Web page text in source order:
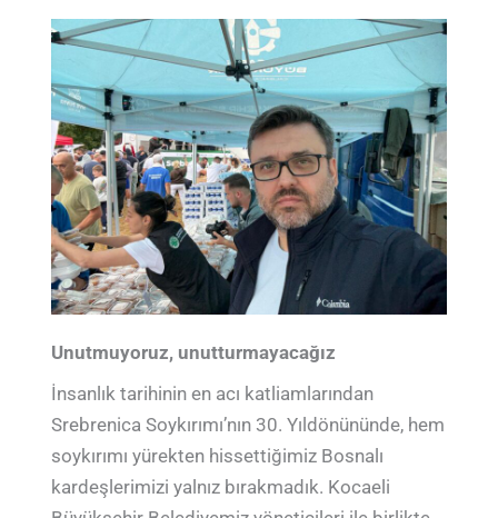
Unutmuyoruz, unutturmayacağız
İnsanlık tarihinin en acı katliamlarından
Srebrenica Soykırımı’nın 30. Yıldönününde, hem
soykırımı yürekten hissettiğimiz Bosnalı
kardeşlerimizi yalnız bırakmadık. Kocaeli